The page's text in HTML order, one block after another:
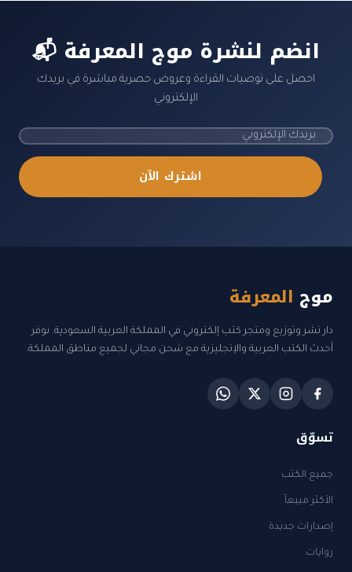
📬 انضم لنشرة موج المعرفة
احصل على توصيات القراءة وعروض حصرية مباشرة في بريدك
الإلكتروني
اشترك الآن
موج المعرفة
دار نشر وتوزيع ومتجر كتب إلكتروني في المملكة العربية السعودية. نوفر
أحدث الكتب العربية والإنجليزية مع شحن مجاني لجميع مناطق المملكة.
تسوّق
جميع الكتب
الأكثر مبيعاً
إصدارات جديدة
روايات